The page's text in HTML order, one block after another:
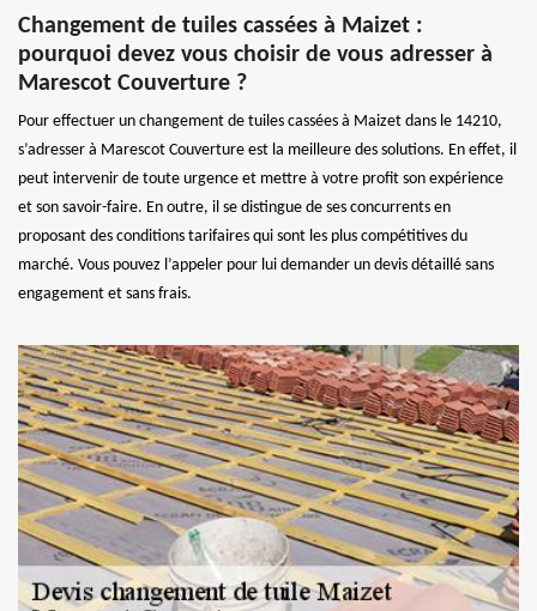
Changement de tuiles cassées à Maizet :
pourquoi devez vous choisir de vous adresser à
Marescot Couverture ?
Pour effectuer un changement de tuiles cassées à Maizet dans le 14210,
s’adresser à Marescot Couverture est la meilleure des solutions. En effet, il
peut intervenir de toute urgence et mettre à votre profit son expérience
et son savoir-faire. En outre, il se distingue de ses concurrents en
proposant des conditions tarifaires qui sont les plus compétitives du
marché. Vous pouvez l’appeler pour lui demander un devis détaillé sans
engagement et sans frais.